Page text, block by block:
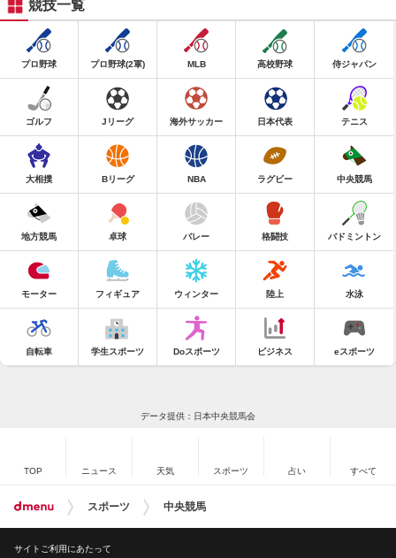
競技一覧
プロ野球 プロ野球(2軍) MLB 高校野球 侍ジャパン
ゴルフ Jリーグ 海外サッカー 日本代表 テニス
大相撲 Bリーグ NBA ラグビー 中央競馬
地方競馬 卓球 バレー 格闘技 バドミントン
モーター フィギュア ウィンター 陸上 水泳
自転車 学生スポーツ Doスポーツ ビジネス eスポーツ
データ提供：日本中央競馬会
TOP ニュース 天気 スポーツ 占い すべて
スポーツ 中央競馬
サイトご利用にあたって